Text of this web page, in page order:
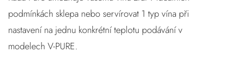
podmínkách sklepa nebo servírovat 1 typ vína při
nastavení na jednu konkrétní teplotu podávání v
modelech V-PURE.